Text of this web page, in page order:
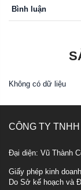
Bình luận
Không có dữ liệu
CÔNG TY
Đại diện: Vũ Thành
Giấy phép kinh
Do Sở kế hoạch và